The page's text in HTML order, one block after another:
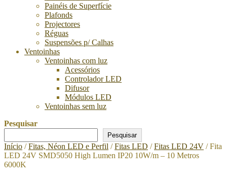
Painéis de Superfície
Plafonds
Projectores
Réguas
Suspensões p/ Calhas
Ventoinhas
Ventoinhas com luz
Acessórios
Controlador LED
Difusor
Módulos LED
Ventoinhas sem luz
Pesquisar
Pesquisar
Início /Fitas, Néon LED e Perfil /Fitas LED /Fitas LED 24V / Fita
LED 24V SMD5050 High Lumen IP20 10W/m – 10 Metros
6000K